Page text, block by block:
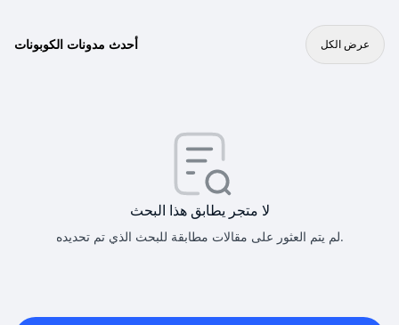
أحدث مدونات الكوبونات عرض الكل
لا متجر يطابق هذا البحث
لم يتم العثور على مقالات مطابقة للبحث الذي تم تحديده.